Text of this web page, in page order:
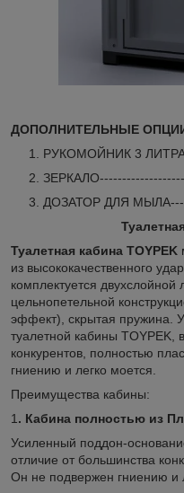
ДОПОЛНИТЕЛЬНЫЕ
РУКОМОЙНИК 3
ДОЗАТОР ДЛЯ
Туалетная кабина TOYPEK
из высококачественного
комплектуется
цельнопетельной
эффект), скрытая пружина.
туалетной кабины TOYPEK,
конкурентов, полностью
гниению и легко моется.
Преимущества кабины:
1. Кабина полностью из
Усиленный поддон-
отличие от большинства
Он не подвержен гниению и